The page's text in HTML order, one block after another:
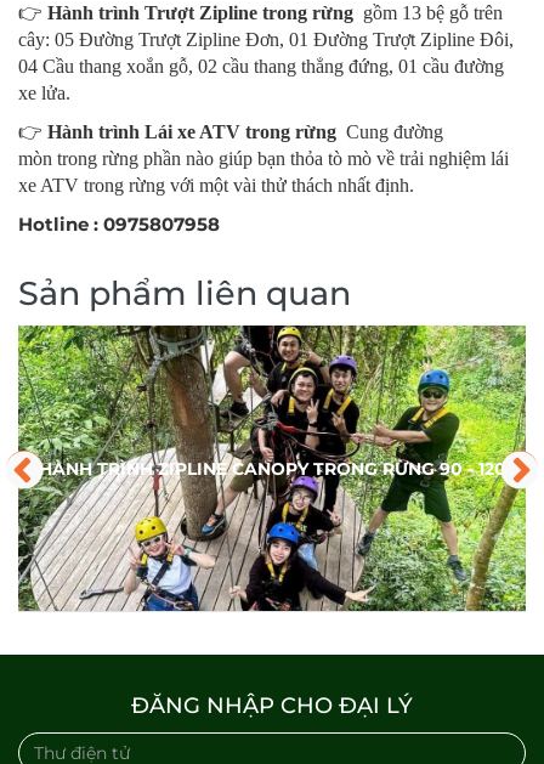
👉 Hành trình Trượt Zipline trong rừng gồm 13 bệ gỗ trên
cây: 05 Đường Trượt Zipline Đơn, 01 Đường Trượt Zipline Đôi,
04 Cầu thang xoắn gỗ, 02 cầu thang thẳng đứng, 01 cầu đường
xe lửa.
👉 Hành trình Lái xe ATV trong rừng Cung đường
mòn trong rừng phần nào giúp bạn thỏa tò mò về trải nghiệm lái
xe ATV trong rừng với một vài thử thách nhất định.
Hotline : 0975807958
Sản phẩm liên quan
HÀNH TRÌNH ZIPLINE CANOPY TRONG RỪNG 90 - 120
PHÚT
ĐĂNG NHẬP CHO ĐẠI LÝ